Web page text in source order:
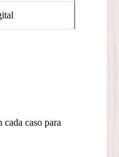
caso para